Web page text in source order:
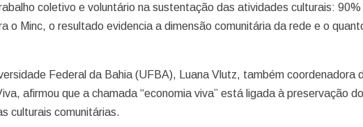
coletivo e voluntário na sustentação das atividades culturais:
o Minc, o resultado evidencia a dimensão comunitária da rede e o
Federal da Bahia (UFBA), Luana Vlutz, também coordenadora
afirmou que a chamada “economia viva” está ligada à preservação
culturais comunitárias.